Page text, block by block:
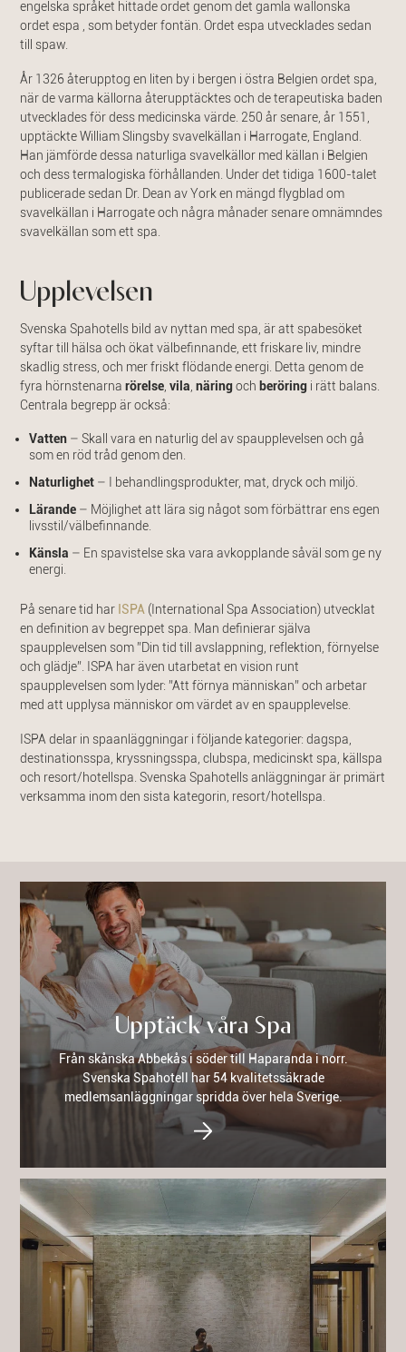
engelska språket hittade ordet genom det gamla wallonska
ordet espa , som betyder fontän. Ordet espa utvecklades sedan
till spaw.
År 1326 återupptog en liten by i bergen i östra Belgien ordet spa,
när de varma källorna återupptäcktes och de terapeutiska baden
utvecklades för dess medicinska värde. 250 år senare, år 1551,
upptäckte William Slingsby svavelkällan i Harrogate, England.
Han jämförde dessa naturliga svavelkällor med källan i Belgien
och dess termalogiska förhållanden. Under det tidiga 1600-talet
publicerade sedan Dr. Dean av York en mängd flygblad om
svavelkällan i Harrogate och några månader senare omnämndes
svavelkällan som ett spa.
Upplevelsen
Svenska Spahotells bild av nyttan med spa, är att spabesöket
syftar till hälsa och ökat välbefinnande, ett friskare liv, mindre
skadlig stress, och mer friskt flödande energi. Detta genom de
fyra hörnstenarna rörelse vila näringoch beröring i rätt balans.
Centrala begrepp är också:
Vatten – Skall vara en naturlig del av spaupplevelsen och gå
som en röd tråd genom den.
Naturlighet – I behandlingsprodukter, mat, dryck och miljö.
Lärande – Möjlighet att lära sig något som förbättrar ens egen
livsstil/välbefinnande.
Känsla – En spavistelse ska vara avkopplande såväl som ge ny
energi.
På senare tid har ISPA (International Spa Association) utvecklat
en definition av begreppet spa. Man definierar själva
spaupplevelsen som ”Din tid till avslappning, reflektion, förnyelse
och glädje”. ISPA har även utarbetat en vision runt
spaupplevelsen som lyder: ”Att förnya människan” och arbetar
med att upplysa människor om värdet av en spaupplevelse.
ISPA delar in spaanläggningar i följande kategorier: dagspa,
destinationsspa, kryssningsspa, clubspa, medicinskt spa, källspa
och resort/hotellspa. Svenska Spahotells anläggningar är primärt
verksamma inom den sista kategorin, resort/hotellspa.
Upptäck våra Spa
Från skånska Abbekås i söder till Haparanda i norr.
Svenska Spahotell har 54 kvalitetssäkrade
medlemsanläggningar spridda över hela Sverige.